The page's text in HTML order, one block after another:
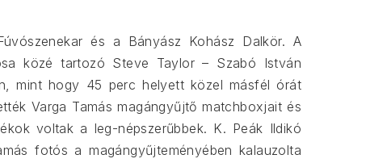
és a Bányász Kohász Dalkör. A
közé tartozó Steve Taylor – Szabó István
mint hogy 45 perc helyett közel másfél órát
Varga Tamás magángyűjtő matchboxjait és
voltak a leg-népszerűbbek. K. Peák Ildikó
fotós a magángyűjteményében kalauzolta